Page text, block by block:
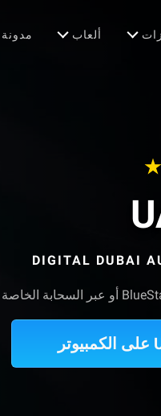
ألعاب مدونة
DIGITAL DUBAI